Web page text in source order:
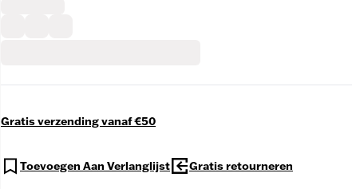
Gratis verzending vanaf €50
Toevoegen Aan Verlanglijst Gratis retourneren